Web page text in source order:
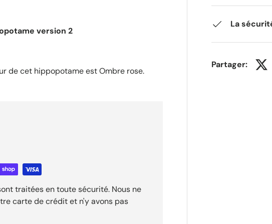
La
Partager:
version 2
de cet hippopotame est Ombre rose.
traitées en toute sécurité. Nous ne
carte de crédit et n'y avons pas